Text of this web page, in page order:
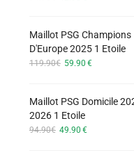
était :
74.90€.
est :
42.90€.
Maillot PSG Champions
D'Europe 2025 1 Etoile
119.90€ Le
était :
119.90€.
59.90 €Le
est :
Maillot PSG Domicile
2026 1 Etoile
94.90€ Le
49.90 €Le